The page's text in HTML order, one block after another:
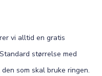
vi alltid en gratis
størrelse med
som skal bruke ringen.